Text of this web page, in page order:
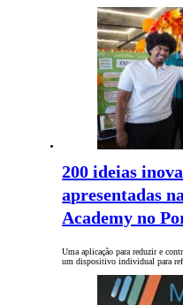
200 ideias
apresentadas
Academy no
Uma aplicação para reduzir e
um dispositivo individual para